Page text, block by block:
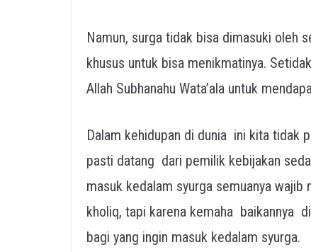
Namun, surga tidak bisa dimasuki oleh
khusus untuk bisa menikmatinya.
Allah Subhanahu Wata’ala untuk
Dalam kehidupan di dunia ini kita tidak
pasti datang dari pemilik kebijakan
masuk kedalam syurga semuanya
kholiq, tapi karena kemaha baikannya
bagi yang ingin masuk kedalam syurga.